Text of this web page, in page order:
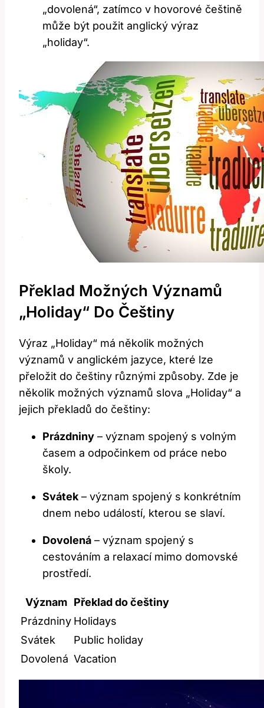
„dovolená“, zatímco v hovorové češtině
může být použit anglický výraz
„holiday“.
Překlad Možných Významů
„Holiday“ Do Češtiny
Výraz „Holiday“ má několik možných
významů v anglickém jazyce, které lze
přeložit do češtiny různými způsoby. Zde je
několik možných významů slova „Holiday“ a
jejich překladů do češtiny:
Prázdniny – význam spojený s volným
časem a odpočinkem od práce nebo
školy.
Svátek – význam spojený s konkrétním
dnem nebo událostí, kterou se slaví.
Dovolená – význam spojený s
cestováním a relaxací mimo domovské
prostředí.
Význam Překlad do češtiny
Prázdniny Holidays
Svátek
Public holiday
Dovolená Vacation